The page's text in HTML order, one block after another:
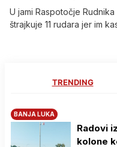
U jami Raspotočje
štrajkuje 11 rudara jer im
TRENDING
BANJA LUKA
Radovi
kolone